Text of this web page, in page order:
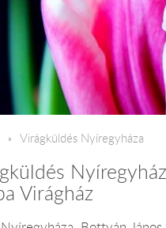
Virágküldés Nyíregyháza
Virágház